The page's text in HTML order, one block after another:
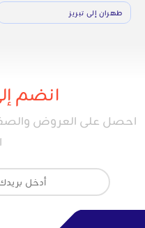
طهران إلى تبريز
انضم
احصل على العروض